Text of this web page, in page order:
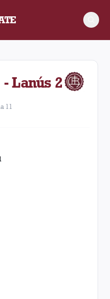
y All Boys disputado el
Lanús 2
11